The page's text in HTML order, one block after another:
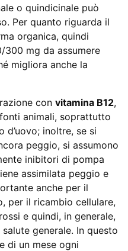
o quindicinale può
Per quanto riguarda il
organica, quindi
mg da assumere
migliora anche la
con vitamina B12,
animali, soprattutto
d’uovo; inoltre, se si
peggio, si assumono
inibitori di pompa
assimilata peggio e
anche per il
per il ricambio cellulare,
e quindi, in generale,
generale. In questo
di un mese ogni